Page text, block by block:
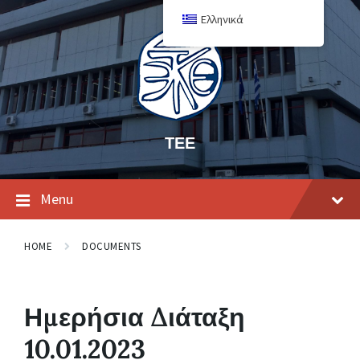
ΤΕΕ
Menu
HOME DOCUMENTS
Ημερήσια Διάταξη
10.01.2023
Ελληνικά